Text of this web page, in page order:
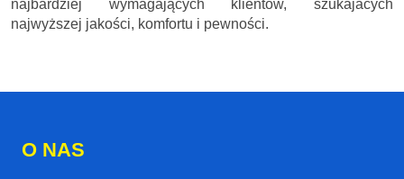
najbardziej wymagających klientów, szukajacych
najwyższej jakości, komfortu i pewności.
O NAS